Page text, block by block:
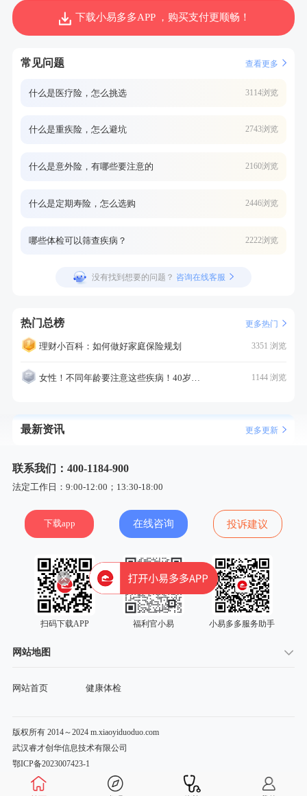
下载小易多多APP ，购买支付更顺畅！
常见问题 查看更多
什么是医疗险，怎么挑选 3114浏览
什么是重疾险，怎么避坑 2743浏览
什么是意外险，有哪些要注意的 2160浏览
什么是定期寿险，怎么选购 2446浏览
哪些体检可以筛查疾病？ 2222浏览
没有找到想要的问题？ 咨询在线客服
热门总榜 更多热门
理财小百科：如何做好家庭保险规划 3351 浏览
女性！不同年龄要注意这些疾病！40岁的这个疾病最需要注意！ 1144 浏览
最新资讯 更多更新
联系我们：400-1184-900
法定工作日：9:00-12:00；13:30-18:00
下载app 在线咨询 投诉建议
扫码下载APP 福利官小易 小易多多服务助手
网站地图
网站首页 健康体检
版权所有 2014～2024 m.xiaoyiduoduo.com
武汉睿才创华信息技术有限公司
鄂ICP备2023007423-1